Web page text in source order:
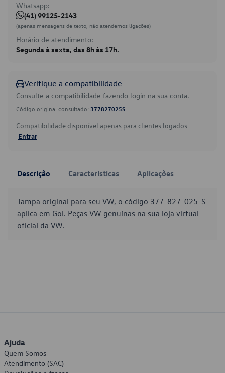
Whatsapp:
(41) 99125-2143
(apenas mensagens de texto, não atendemos ligações)
Horário de atendimento:
Segunda à sexta, das 8h às 17h.
Verifique a compatibilidade
Consulte a compatibilidade fazendo login na sua conta.
Código original consultado: 377827025S
Compatibilidade disponível apenas para clientes logados.
Entrar
Descrição Características Aplicações
Tampa original para seu VW, o código 377-827-025-S
aplica em Gol. Peças VW genuínas na sua loja virtual
oficial da VW.
Ajuda
Quem Somos
Atendimento (SAC)